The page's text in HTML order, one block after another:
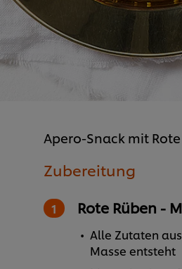
Apero-Snack mit
Zubereitung
Rote Rüben -
Alle Zutaten
Masse entsteht